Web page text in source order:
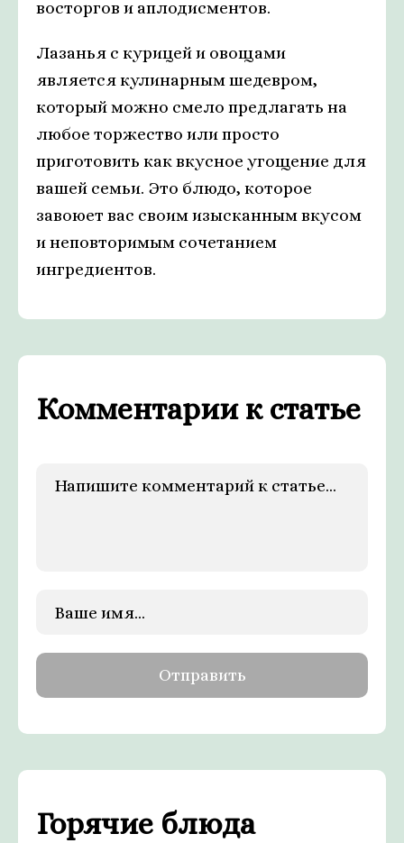
восторгов и аплодисментов.
Лазанья с курицей и овощами
является кулинарным шедевром,
который можно смело предлагать на
любое торжество или просто
приготовить как вкусное угощение для
вашей семьи. Это блюдо, которое
завоюет вас своим изысканным вкусом
и неповторимым сочетанием
ингредиентов.
Комментарии к статье
Горячие блюда